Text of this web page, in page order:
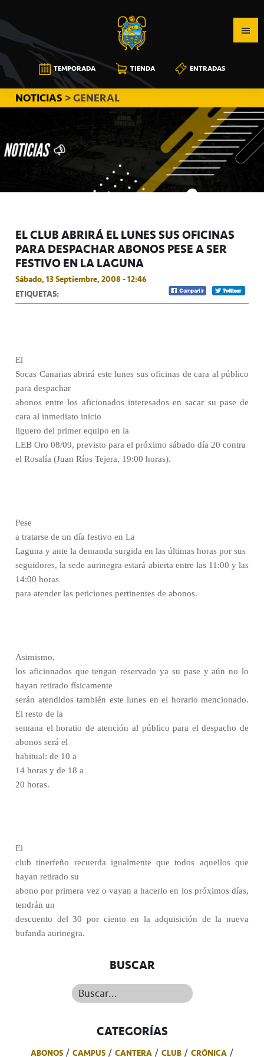
a
la
navegación
principal
al
contenido
principal
a
la
barra
lateral
principal
CB
CANARIAS
TEMPORADA TIENDA ENTRADAS
NOTICIAS > GENERAL
EL CLUB ABRIRÁ EL LUNES SUS OFICINAS
PARA DESPACHAR ABONOS PESE A SER
FESTIVO EN LA LAGUNA
Sábado, 13 Septiembre, 2008 - 12:46
ETIQUETAS:
El
Socas Canarias abrirá este lunes sus oficinas de cara al público
para despachar
abonos entre los aficionados interesados en sacar su pase de
cara al inmediato inicio
liguero del primer equipo en la
LEB Oro 08/09, previsto para el próximo sábado día 20 contra
el Rosalía (Juan Ríos Tejera, 19:00 horas).
Pese
a tratarse de un día festivo en La
Laguna y ante la demanda surgida en las últimas horas por sus
seguidores, la sede aurinegra estará abierta entre las 11:00 y las
14:00 horas
para atender las peticiones pertinentes de abonos.
Asimismo,
los aficionados que tengan reservado ya su pase y aún no lo
hayan retirado físicamente
serán atendidos también este lunes en el horario mencionado.
El resto de la
semana el horatio de atención al público para el despacho de
abonos será el
habitual: de 10 a
14 horas y de 18 a
20 horas.
El
club tinerfeño recuerda igualmente que todos aquellos que
hayan retirado su
abono por primera vez o vayan a hacerlo en los próximos días,
tendrán un
descuento del 30 por ciento en la adquisición de la nueva
bufanda aurinegra.
BUSCAR
Buscar...
CATEGORÍAS
ABONOS CAMPUS CANTERA CLUB CRÓNICA